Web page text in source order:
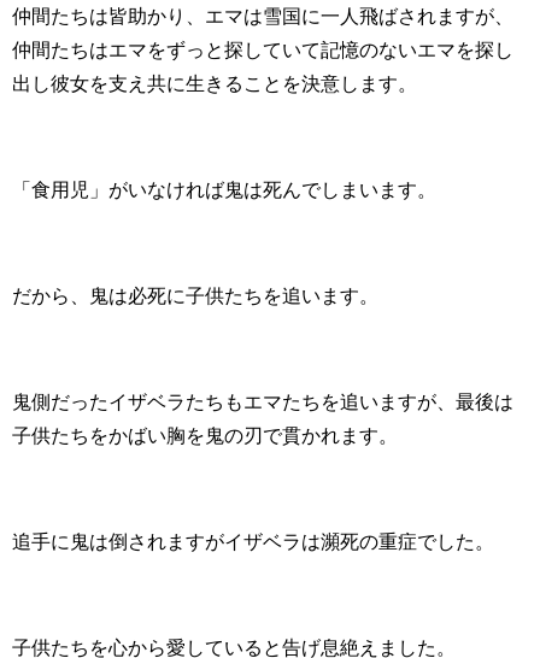
仲間たちは皆助かり、エマは雪国に一人飛ばされますが、
仲間たちはエマをずっと探していて記憶のないエマを探し
出し彼女を支え共に生きることを決意します。
「食用児」がいなければ鬼は死んでしまいます。
だから、鬼は必死に子供たちを追います。
鬼側だったイザベラたちもエマたちを追いますが、最後は
子供たちをかばい胸を鬼の刃で貫かれます。
追手に鬼は倒されますがイザベラは瀕死の重症でした。
子供たちを心から愛していると告げ息絶えました。